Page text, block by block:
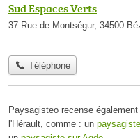
Sud Espaces Verts
37 Rue de Montségur, 34500
Téléphone
Paysagisteo recense
l'Hérault, comme : un